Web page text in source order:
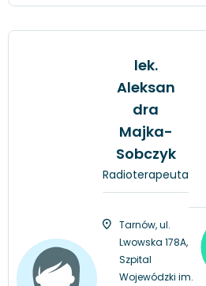
lek.
Aleksan
dra
Majka-
Sobczyk
Radioterapeuta
Tarnów, ul.
Lwowska 178A,
Szpital
Wojewódzki im.